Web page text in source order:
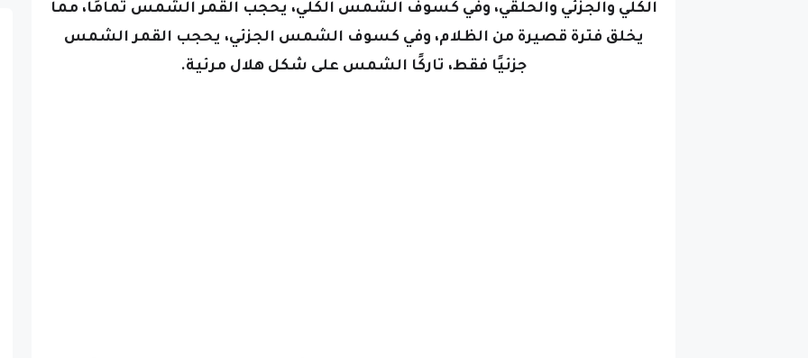
الكلي والجزئي والحلقي، وفي كسوف الشمس الكلي، يحجب القمر الشمس تمامًا، مما
يخلق فترة قصيرة من الظلام، وفي كسوف الشمس الجزئي، يحجب القمر الشمس
جزئيًا فقط، تاركًا الشمس على شكل هلال مرئية.